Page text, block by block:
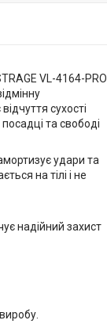
VL-4164-PRO
сухості
та свободі
удари та
на тілі і не
надійний захист